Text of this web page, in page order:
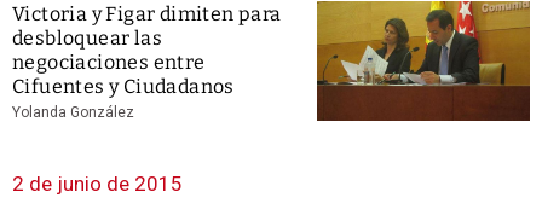
Victoria y Figar dimiten para
desbloquear las
negociaciones entre
Cifuentes y Ciudadanos
Yolanda González
2 de junio de 2015